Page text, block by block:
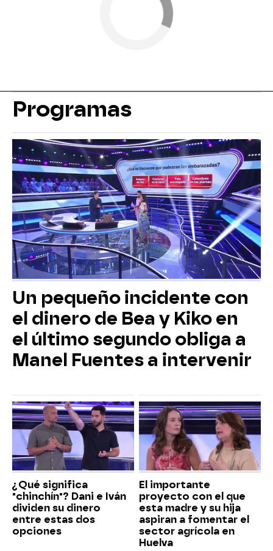
Programas
Un pequeño incidente con
el dinero de Bea y Kiko en
el último segundo obliga a
Manel Fuentes a intervenir
¿Qué significa
"chinchín"? Dani e Iván
dividen su dinero
entre estas dos
opciones
El importante
proyecto con el que
esta madre y su hija
aspiran a fomentar el
sector agrícola en
Huelva